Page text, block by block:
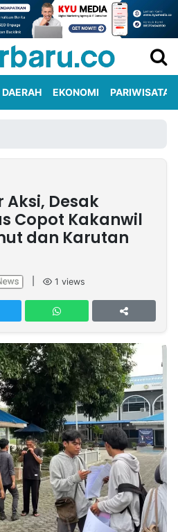
DAERAH EKONOMI PARIWISATA
Aksi, Desak
Copot Kakanwil
dan Karutan
1 views